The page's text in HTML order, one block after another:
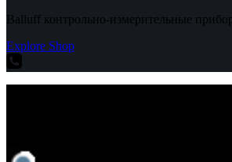
Balluff контрольно-измерительные
Explore Shop